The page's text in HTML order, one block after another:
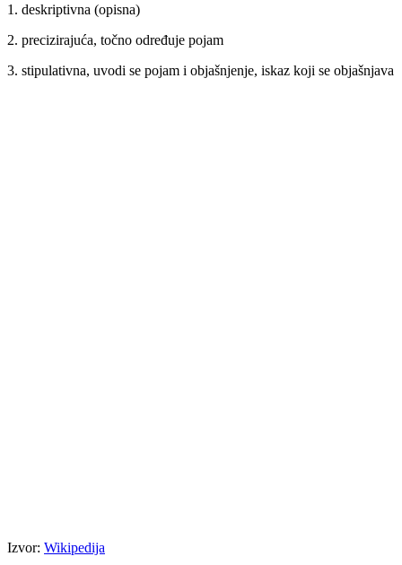
1. deskriptivna (opisna)
2. precizirajuća, točno određuje pojam
3. stipulativna, uvodi se pojam i objašnjenje, iskaz koji se objašnjava
Izvor: Wikipedija